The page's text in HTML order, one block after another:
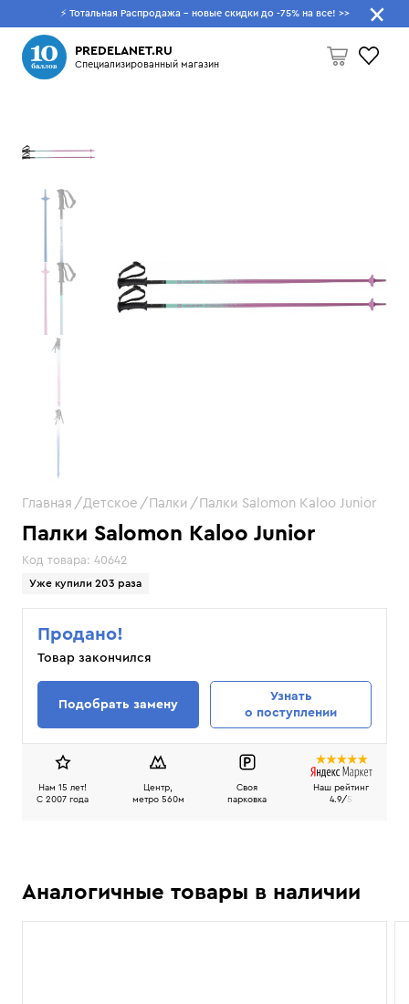
⚡ Тотальная Распродажа - новые скидки до -75% на все! >>
PREDELANET.RU
Специализированный магазин
Что будем искать?
Палки Salomon Kaloo Junior
Код товара: 40642
Уже купили 203 раза
Главная Детское Палки Палки Salomon Kaloo Junior
Продано!
Товар закончился
Подобрать замену
Узнать
о поступлении
Нам 15 лет!
C 2007 года
Центр,
метро 560м
Своя
парковка
Наш рейтинг
4.9/5
Аналогичные товары в наличии